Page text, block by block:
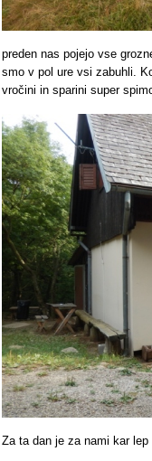
preden nas pojejo vse
smo v pol ure vsi zabuhli.
vročini in sparini super
Za ta dan je za nami kar